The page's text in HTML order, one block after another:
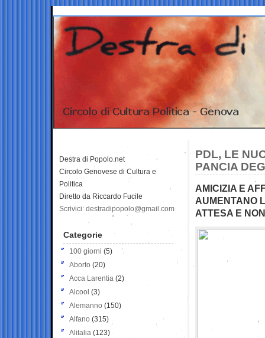
PDL, LE
PANCIA
AMICIZIA E
AUMENTANO
ATTESA E
Destra di Popolo.net
Circolo Genovese di Cultura e
Politica
Diretto da Riccardo Fucile
Scrivici: destradipopolo@gmail.com
Categorie
100 giorni (5)
Aborto (20)
Acca Larentia (2)
Alcool (3)
Alemanno (150)
Alfano (315)
Alitalia (123)